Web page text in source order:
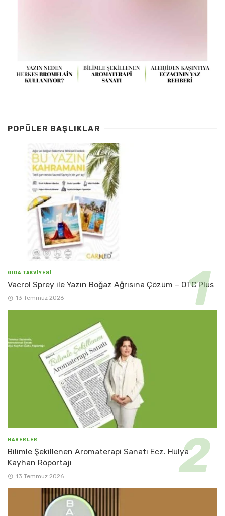
POPÜLER BAŞLIKLAR
GIDA TAKVİYESİ
Vacrol Sprey ile Yazın Boğaz Ağrısına Çözüm – OTC Plus
13 Temmuz 2026
HABERLER
Bilimle Şekillenen Aromaterapi Sanatı Ecz. Hülya
Kayhan Röportajı
13 Temmuz 2026